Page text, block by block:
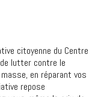
citoyenne du Centre
lutter contre le
en réparant vos
repose